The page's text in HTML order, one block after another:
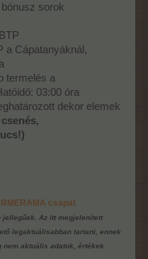
sorok
a Cápatanyáknál,
termelés a
03:00 óra
dekor elemek
csapat
jellegűek. Az itt megjelenített
legaktuálisabban tartani, ennek
aktuális adatok, értékek